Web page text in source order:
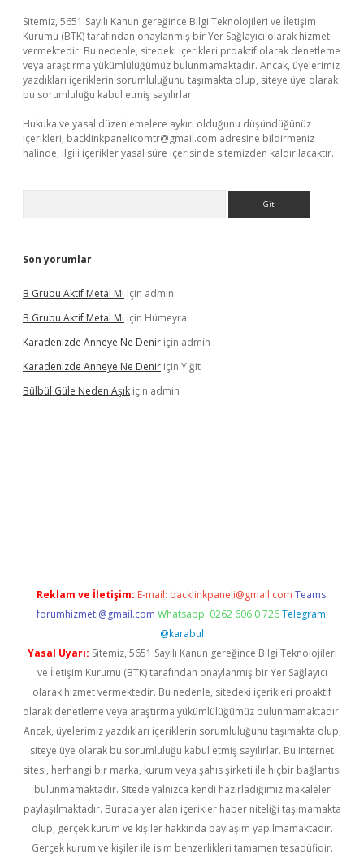
Sitemiz, 5651 Sayılı Kanun gereğince Bilgi Teknolojileri ve İletişim
Kurumu (BTK) tarafından onaylanmış bir Yer Sağlayıcı olarak hizmet
vermektedir. Bu nedenle, sitedeki içerikleri proaktif olarak denetleme
veya araştırma yükümlülüğümüz bulunmamaktadır. Ancak, üyelerimiz
yazdıkları içeriklerin sorumluluğunu taşımakta olup, siteye üye olarak
bu sorumluluğu kabul etmiş sayılırlar.
Hukuka ve yasal düzenlemelere aykırı olduğunu düşündüğünüz
içerikleri, backlinkpanelicomtr@gmail.com adresine bildirmeniz
halinde, ilgili içerikler yasal süre içerisinde sitemizden kaldırılacaktır.
Son yorumlar
B Grubu Aktif Metal Mi için admin
B Grubu Aktif Metal Mi için Hümeyra
Karadenizde Anneye Ne Denir için admin
Karadenizde Anneye Ne Denir için Yiğit
Bülbül Güle Neden Aşık için admin
Reklam ve İletişim: E-mail: backlinkpaneli@gmail.com Teams:
forumhizmeti@gmail.com Whatsapp: 0262 606 0 726 Telegram:
@karabul
Yasal Uyarı: Sitemiz, 5651 Sayılı Kanun gereğince Bilgi Teknolojileri
ve İletişim Kurumu (BTK) tarafından onaylanmış bir Yer Sağlayıcı
olarak hizmet vermektedir. Bu nedenle, sitedeki içerikleri proaktif
olarak denetleme veya araştırma yükümlülüğümüz bulunmamaktadır.
Ancak, üyelerimiz yazdıkları içeriklerin sorumluluğunu taşımakta olup,
siteye üye olarak bu sorumluluğu kabul etmiş sayılırlar. Bu internet
sitesi, herhangi bir marka, kurum veya şahıs şirketi ile hiçbir bağlantısı
bulunmamaktadır. Sitede yalnızca kendi hazırladığımız makaleler
paylaşılmaktadır. Burada yer alan içerikler haber niteliği taşımamakta
olup, gerçek kurum ve kişiler hakkında paylaşım yapılmamaktadır.
Gerçek kurum ve kişiler ile isim benzerlikleri tamamen tesadüfidir.